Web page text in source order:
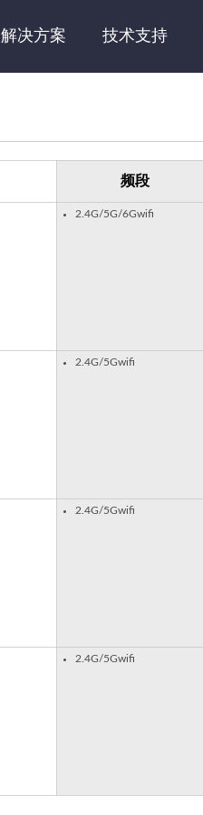
解决方案 技术支持
频段
2.4G/5G/6Gwifi
2.4G/5Gwifi
2.4G/5Gwifi
2.4G/5Gwifi